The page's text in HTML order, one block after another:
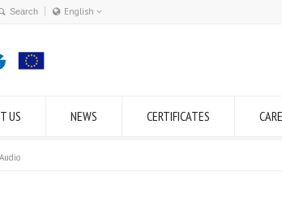
English
US NEWS CERTIFICATES